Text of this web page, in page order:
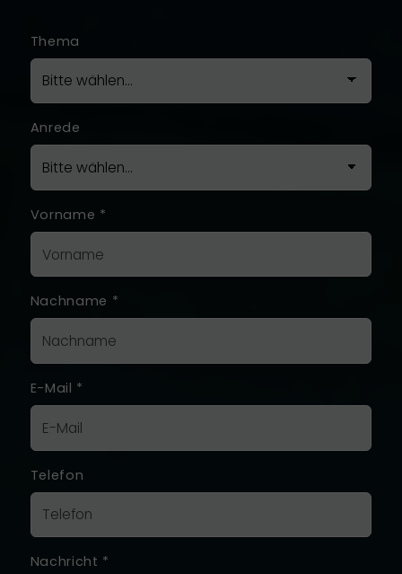
Thema
Anrede
Vorname *
Nachname *
E-Mail *
Telefon
Nachricht *